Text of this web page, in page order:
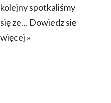
kolejny spotkaliśmy
się ze… Dowiedz się
więcej »